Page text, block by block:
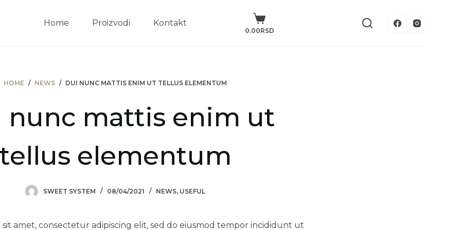
Home Proizvodi Kontakt
0.00RSD
HOME / NEWS / DUI NUNC MATTIS ENIM UT TELLUS ELEMENTUM
nunc mattis enim ut
tellus elementum
SWEET SYSTEM 08/04/2021 NEWS, USEFUL
sit amet, consectetur adipiscing elit, sed do eiusmod tempor incididunt ut